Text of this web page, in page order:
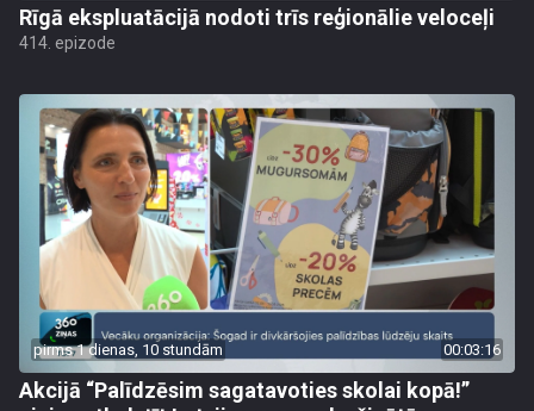
Rīgā ekspluatācijā nodoti trīs reģionālie veloceļi
414. epizode
pirms 1 dienas, 10 stundām 00:03:16
Akcijā “Palīdzēsim sagatavoties skolai kopā!”